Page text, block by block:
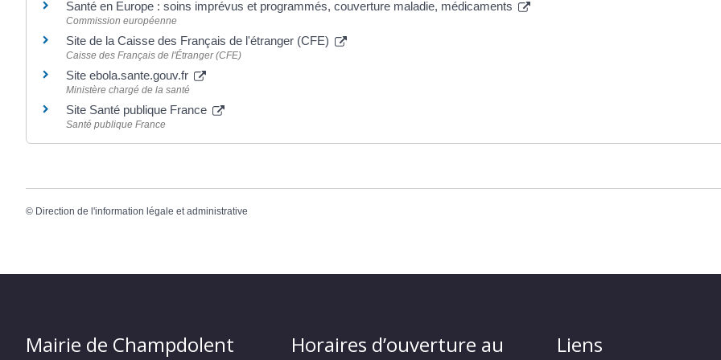
Santé en Europe : soins imprévus et programmés, couverture maladie, médicaments
Commission européenne
Site de la Caisse des Français de l'étranger (CFE)
Caisse des Français de l'Étranger (CFE)
Site ebola.sante.gouv.fr
Ministère chargé de la santé
Site Santé publique France
Santé publique France
© Direction de l'information légale et administrative
Mairie de Champdolent
Horaires d’ouverture au
Liens